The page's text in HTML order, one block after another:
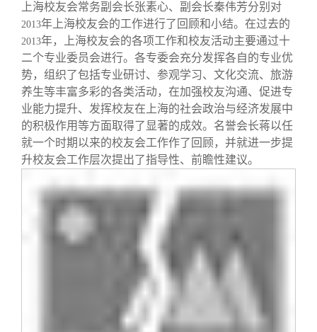
上海校友会常务副会长张素心、副会长秦伟芳分别对
2013年上海校友会的工作进行了回顾和小结。在过去的
2013年，上海校友会的各项工作和校友活动主要通过十
二个专业委员会进行。各专委会充分发挥各自的专业优
势，组织了包括专业研讨、参观学习、文化交流、旅游
养生等丰富多彩的各类活动，在加强校友沟通、促进专
业能力提升、发挥校友在上海的社会政治与经济发展中
的积极作用等方面取得了显著的成效。名誉会长蒋以任
就一个时期以来的校友会工作作了回顾，并就进一步提
升校友会工作层次提出了指导性、前瞻性建议。